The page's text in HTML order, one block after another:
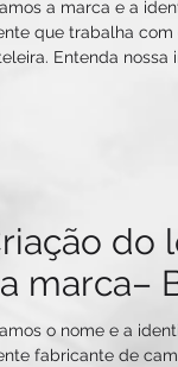
a marca e a
que trabalha com
Entenda nossa
do
marca–
o nome e a
fabricante de